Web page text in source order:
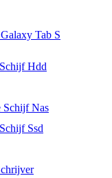
Tab S
Hdd
Schijf Nas
Ssd